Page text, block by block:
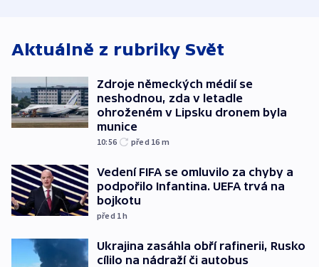
Aktuálně z rubriky Svět
Zdroje německých médií se
neshodnou, zda v letadle
ohroženém v Lipsku dronem byla
munice
10:56 před 16 m
Vedení FIFA se omluvilo za chyby a
podpořilo Infantina. UEFA trvá na
bojkotu
před 1h
Ukrajina zasáhla obří rafinerii, Rusko
cílilo na nádraží či autobus